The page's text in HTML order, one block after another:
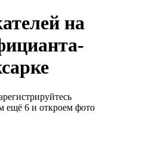
на
ещё 6 и откроем фото